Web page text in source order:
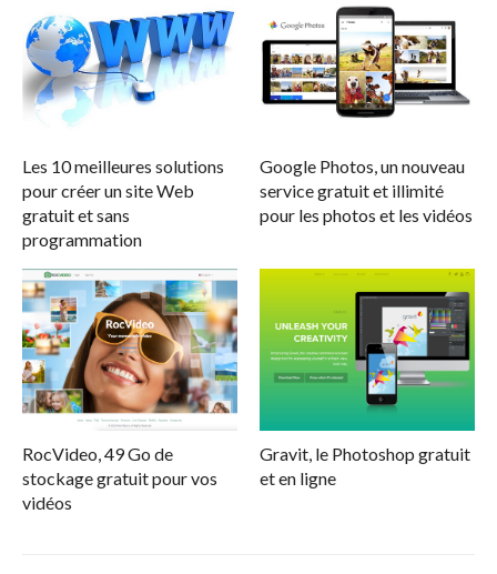
Les 10 meilleures solutions
pour créer un site Web
gratuit et sans
programmation
Google Photos, un nouveau
service gratuit et illimité
pour les photos et les vidéos
RocVideo, 49 Go de
stockage gratuit pour vos
vidéos
Gravit, le Photoshop gratuit
et en ligne